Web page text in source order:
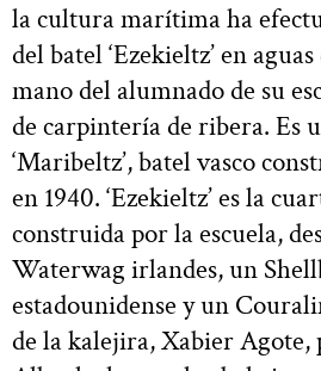
la cultura marítima ha
del batel ‘Ezekieltz’ en
mano del alumnado de su
de carpintería de ribera. Es
‘Maribeltz’, batel vasco
en 1940. ‘Ezekieltz’ es la
construida por la escuela,
Waterwag irlandes, un
estadounidense y un
de la kalejira, Xabier Agote,